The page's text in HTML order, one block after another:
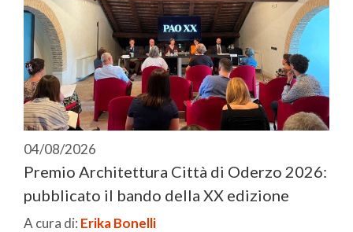
04/08/2026
Premio Architettura Città di Oderzo 2026:
pubblicato il bando della XX edizione
A cura di: Erika Bonelli